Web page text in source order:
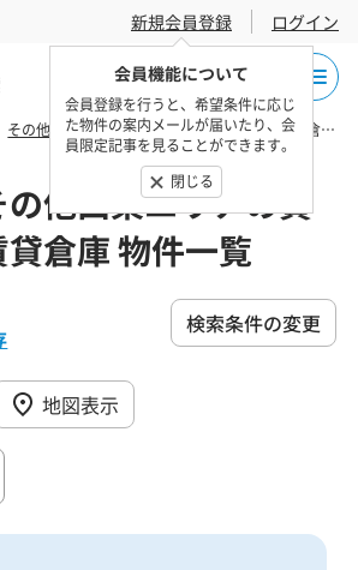
新規会員登録
会員機能について
会員登録を行うと、希望条件に応じ
た物件の案内メールが届いたり、会
員限定記事を見ることができます。
閉じる
ログイン
その他山梨エリア 南都留郡道志村の貸し倉庫・賃貸倉庫 物件一覧
他山梨エリアの貸
貸倉庫 物件一覧
検索条件の変更
地図表示